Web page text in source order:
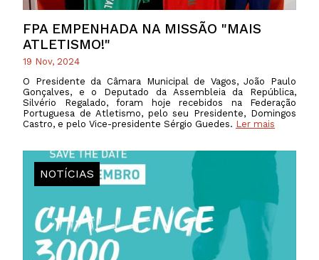
FPA EMPENHADA NA MISSÃO "MAIS
ATLETISMO!"
19 Nov, 2024
O Presidente da Câmara Municipal de Vagos, João Paulo
Gonçalves, e o Deputado da Assembleia da República,
Silvério Regalado, foram hoje recebidos na Federação
Portuguesa de Atletismo, pelo seu Presidente, Domingos
Castro, e pelo Vice-presidente Sérgio Guedes. Ler mais
NOTÍCIAS